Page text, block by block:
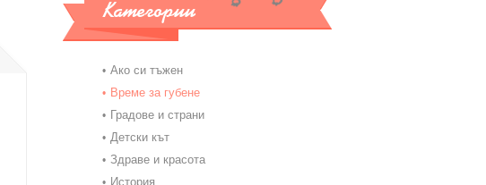
Категории
Ако си тъжен
Време за губене
Градове и страни
Детски кът
Здраве и красота
История